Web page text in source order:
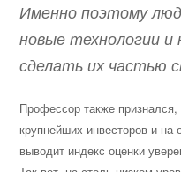
Именно поэтому
новые технологии и
сделать их частью
Профессор также
крупнейших инвесторов и
выводит индекс оценки